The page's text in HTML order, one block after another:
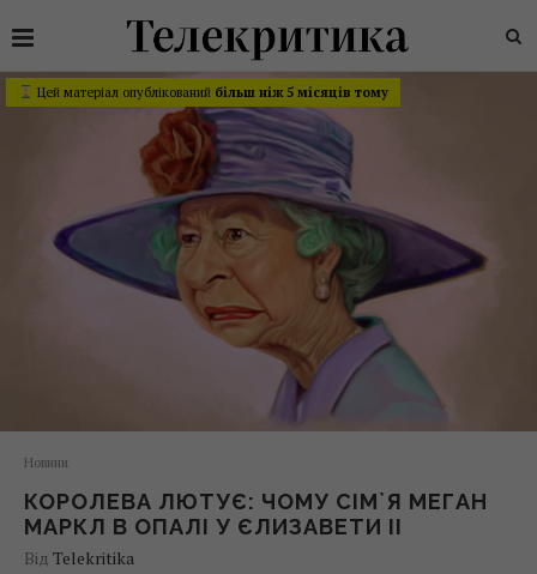
Цей матеріал опублікований більш ніж 5 місяців тому
Новини
КОРОЛЕВА ЛЮТУЄ: ЧОМУ СІМ`Я МЕГАН
МАРКЛ В ОПАЛІ У ЄЛИЗАВЕТИ II
Від Telekritika